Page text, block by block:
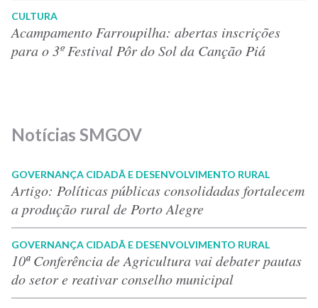
CULTURA
Acampamento Farroupilha: abertas inscrições
para o 3º Festival Pôr do Sol da Canção Piá
Notícias SMGOV
GOVERNANÇA CIDADÃ E DESENVOLVIMENTO RURAL
Artigo: Políticas públicas consolidadas fortalecem
a produção rural de Porto Alegre
GOVERNANÇA CIDADÃ E DESENVOLVIMENTO RURAL
10ª Conferência de Agricultura vai debater pautas
do setor e reativar conselho municipal